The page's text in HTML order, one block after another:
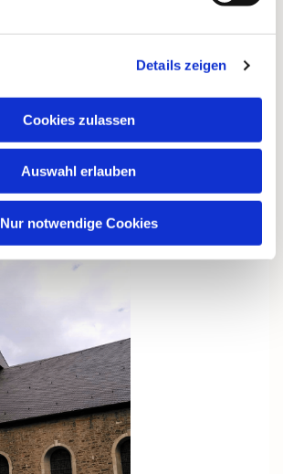
Details zeigen
Cookies zulassen
Auswahl erlauben
Nur notwendige Cookies